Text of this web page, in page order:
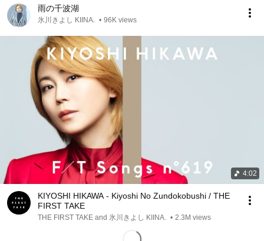
雨の千波湖
氷川きよし KIINA. • 96K views
4:02
KIYOSHI HIKAWA - Kiyoshi No Zundokobushi / THE
FIRST TAKE
THE FIRST TAKE and 氷川きよし KIINA. • 2.3M views